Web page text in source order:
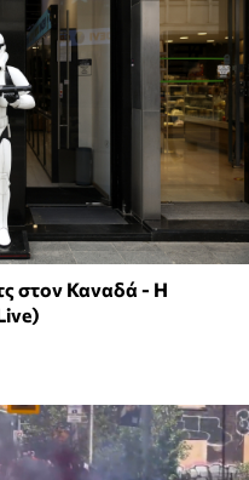
στον Καναδά - Η